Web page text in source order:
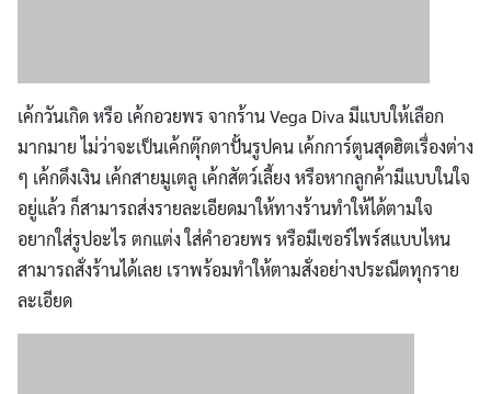
เค้กวันเกิด หรือ เค้กอวยพร จากร้าน Vega Diva มีแบบให้เลือก
มากมาย ไม่ว่าจะเป็นเค้กตุ๊กตาปั้นรูปคน เค้กการ์ตูนสุดฮิตเรื่องต่าง
ๆ เค้กดึงเงิน เค้กสายมูเตลู เค้กสัตว์เลี้ยง หรือหากลูกค้ามีแบบในใจ
อยู่แล้ว ก็สามารถส่งรายละเอียดมาให้ทางร้านทำให้ได้ตามใจ
อยากใส่รูปอะไร ตกแต่ง ใส่คำอวยพร หรือมีเซอร์ไพร์สแบบไหน
สามารถสั่งร้านได้เลย เราพร้อมทำให้ตามสั่งอย่างประณีตทุกราย
ละเอียด